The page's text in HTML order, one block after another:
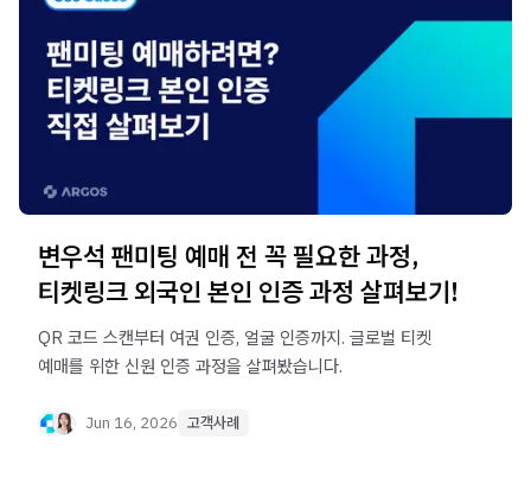
변우석 팬미팅 예매 전 꼭 필요한 과정,
티켓링크 외국인 본인 인증 과정 살펴보기!
QR 코드 스캔부터 여권 인증, 얼굴 인증까지. 글로벌 티켓
예매를 위한 신원 인증 과정을 살펴봤습니다.
Jun 16, 2026 고객사례